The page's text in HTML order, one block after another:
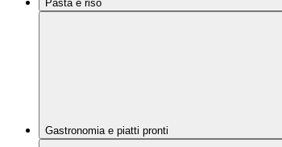
Pasta e riso
Gastronomia e piatti pronti